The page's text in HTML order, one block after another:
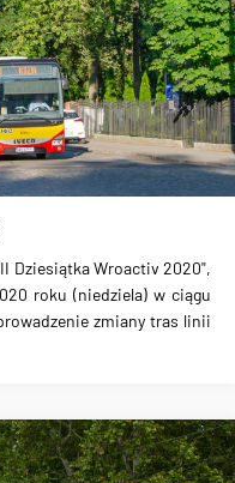
Dziesiątka Wroactiv 2020",
roku (niedziela) w ciągu
zmiany tras linii